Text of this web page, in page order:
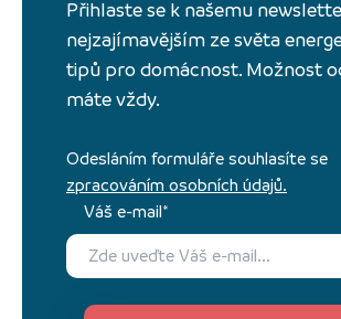
Přihlaste se k našemu
nejzajímavějším ze světa
tipů pro domácnost. Možnost
máte vždy.
Odesláním formuláře souhlasíte se
zpracováním osobních údajů.
Váš e-mail*